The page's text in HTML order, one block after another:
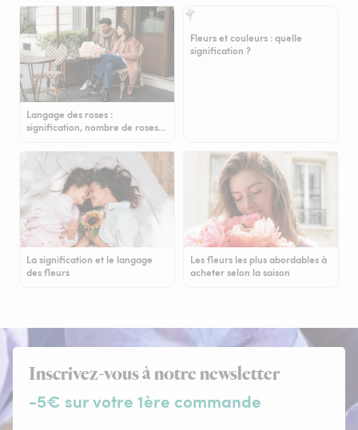
Langage des roses :
signification, nombre de roses…
Fleurs et couleurs : quelle
signification ?
La signification et le langage
des fleurs
Les fleurs les plus abordables à
acheter selon la saison
Inscrivez-vous à notre newsletter
-5€ sur votre 1ère commande